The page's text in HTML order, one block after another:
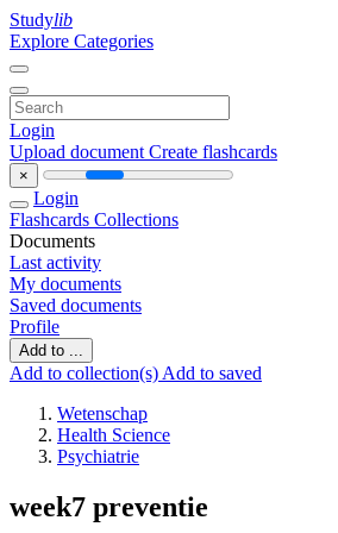
Studylib
Explore Categories
Login
Upload document Create flashcards
×
Login
Flashcards Collections
Documents
Last activity
My documents
Saved documents
Profile
Add to ...
Add to collection(s) Add to saved
Wetenschap
Health Science
Psychiatrie
week7 preventie